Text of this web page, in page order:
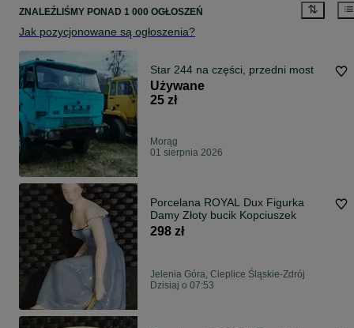
ZNALEŹLIŚMY PONAD 1 000 OGŁOSZEŃ
Jak pozycjonowane są ogłoszenia?
Star 244 na części, przedni most
Używane
25 zł
Morąg
01 sierpnia 2026
Porcelana ROYAL Dux Figurka
Damy Złoty bucik Kopciuszek
298 zł
Jelenia Góra, Cieplice Śląskie-Zdrój
Dzisiaj o 07:53